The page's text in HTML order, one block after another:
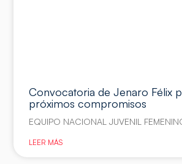
Convocatoria de Jenaro Félix
próximos compromisos
EQUIPO NACIONAL JUVENIL
LEER MÁS